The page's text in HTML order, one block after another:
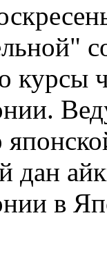
курсы
дан
в